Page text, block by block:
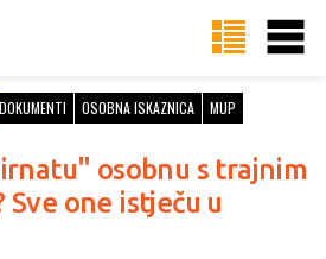
DOKUMENTI OSOBNA ISKAZNICA MUP
osobnu s trajnim
Sve one istječu u